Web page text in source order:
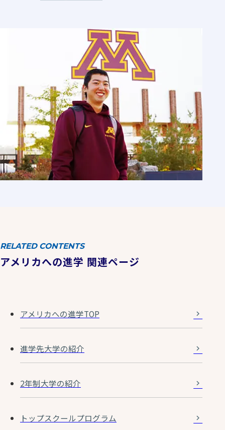
RELATED CONTENTS
アメリカへの進学 関連ページ
アメリカへの進学TOP
進学先大学の紹介
2年制大学の紹介
トップスクールプログラム